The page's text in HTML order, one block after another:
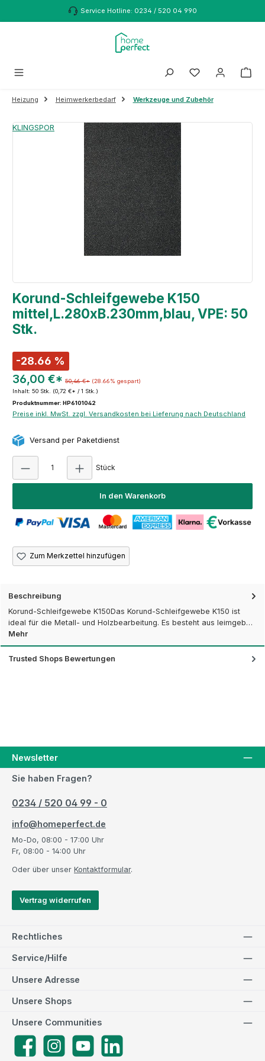
Zum Hauptinhalt springenService Hotline: 0234 / 520 04 990
Heizung Heimwerkerbedarf Werkzeuge und Zubehör
KLINGSPOR
Bildergalerie überspringen
Korund-Schleifgewebe K150
mittel,L.280xB.230mm,blau, VPE: 50
Stk.
-28.66 %
36,00 €* 50,46 €* (28.66% gespart)
Inhalt: 50 Stk. (0,72 €* / 1 Stk.)
Produktnummer: HP6101042
Preise inkl. MwSt. zzgl. Versandkosten bei Lieferung nach Deutschland
Versand per Paketdienst
Stück
In den Warenkorb
Zum Merkzettel hinzufügen
Beschreibung
Korund-Schleifgewebe K150Das Korund-Schleifgewebe K150 ist
ideal für die Metall- und Holzbearbeitung. Es besteht aus leimgeb…
Mehr
Trusted Shops Bewertungen
Newsletter
Sie haben Fragen?
0234 / 520 04 99 - 0
info@homeperfect.de
Mo-Do, 08:00 - 17:00 Uhr
Fr, 08:00 - 14:00 Uhr
Oder über unser Kontaktformular.
Vertrag widerrufen
Rechtliches
Service/Hilfe
Unsere Adresse
Unsere Communities
FacebookInstagramYouTube
Unsere Shops